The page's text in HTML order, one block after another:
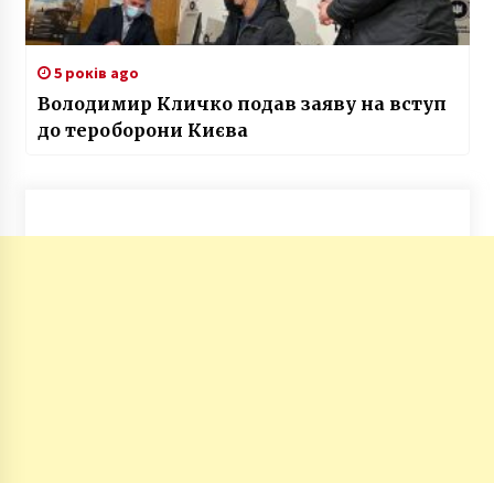
5 років ago
Володимир Кличко подав заяву на вступ
до тероборони Києва